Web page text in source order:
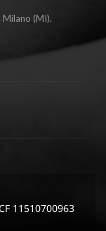
Milano (MI).
11510700963